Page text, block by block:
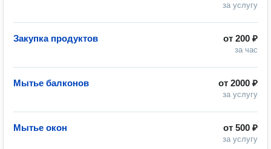
за услугу
от 200 ₽
за час
Закупка продуктов
от 2000 ₽
за услугу
Мытье балконов
от 500 ₽
за услугу
Мытье окон